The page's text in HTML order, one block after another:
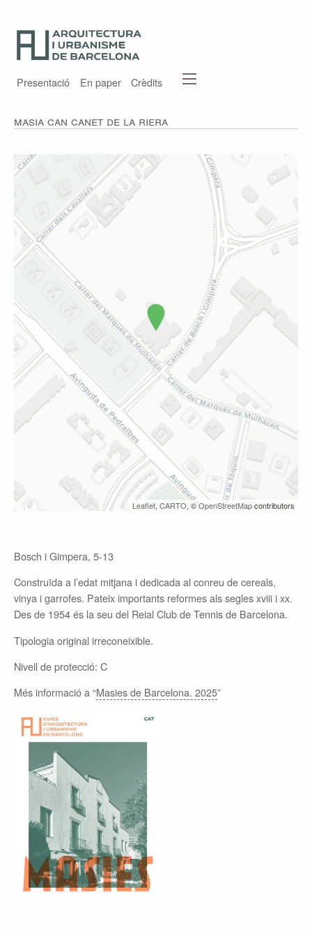
Presentació En paper Crèdits
Masia Can Canet de la Riera
Leaflet, CARTO, ©OpenStreetMapcontributors
Bosch i Gimpera, 5-13
Construïda a l’edat mitjana i dedicada al conreu de cereals,
vinya i garrofes. Pateix importants reformes als seglesxviiiixx.
Des de 1954 és la seu del Reial Club de Tennis de Barcelona.
Tipologia original irreconeixible.
Nivell de protecció: C
Més informació a “Masies de Barcelona. 2025”